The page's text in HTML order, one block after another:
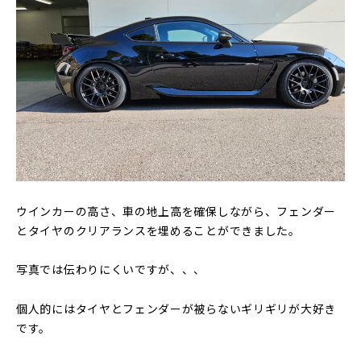
ウインカーの高さ、車の地上高を確保しながら、フェンダー
とタイヤのクリアランスを埋めることができました。
写真では伝わりにくいですが、、、
個人的にはタイヤとフェンダーが被らないギリギリが大好き
です。